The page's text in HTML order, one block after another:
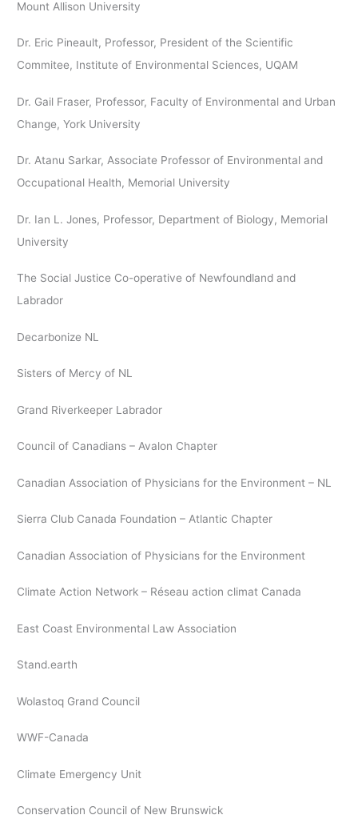
Mount Allison University
Dr. Eric Pineault, Professor, President of the Scientific
Commitee, Institute of Environmental Sciences, UQAM
Dr. Gail Fraser, Professor, Faculty of Environmental and Urban
Change, York University
Dr. Atanu Sarkar, Associate Professor of Environmental and
Occupational Health, Memorial University
Dr. Ian L. Jones, Professor, Department of Biology, Memorial
University
The Social Justice Co-operative of Newfoundland and
Labrador
Decarbonize NL
Sisters of Mercy of NL
Grand Riverkeeper Labrador
Council of Canadians – Avalon Chapter
Canadian Association of Physicians for the Environment – NL
Sierra Club Canada Foundation – Atlantic Chapter
Canadian Association of Physicians for the Environment
Climate Action Network – Réseau action climat Canada
East Coast Environmental Law Association
Stand.earth
Wolastoq Grand Council
WWF-Canada
Climate Emergency Unit
Conservation Council of New Brunswick